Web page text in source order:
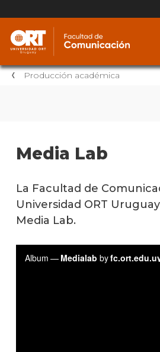
Producción académica
Media Lab
La Facultad de
Universidad ORT
Media Lab.